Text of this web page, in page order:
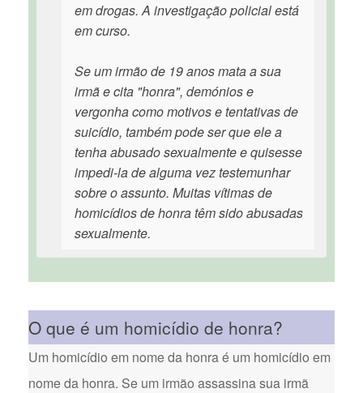
em drogas. A investigação policial está
em curso.
Se um irmão de 19 anos mata a sua
irmã e cita "honra", demónios e
vergonha como motivos e tentativas de
suicídio, também pode ser que ele a
tenha abusado sexualmente e quisesse
impedi-la de alguma vez testemunhar
sobre o assunto. Muitas vítimas de
homicídios de honra têm sido abusadas
sexualmente.
O que é um homicídio de honra?
Um homicídio em nome da honra é um homicídio em
nome da honra. Se um irmão assassina sua irmã